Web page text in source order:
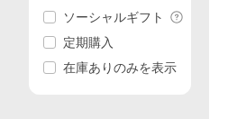
ソーシャルギフト
定期購入
在庫ありのみを表示